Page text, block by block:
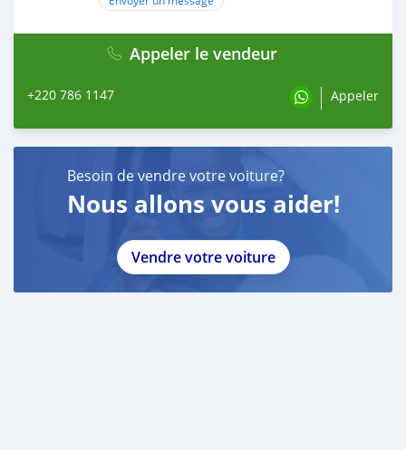
Appeler le vendeur
+220 786 1147 Appeler
Besoin de vendre votre voiture?
Nous allons vous aider!
Vendre votre voiture